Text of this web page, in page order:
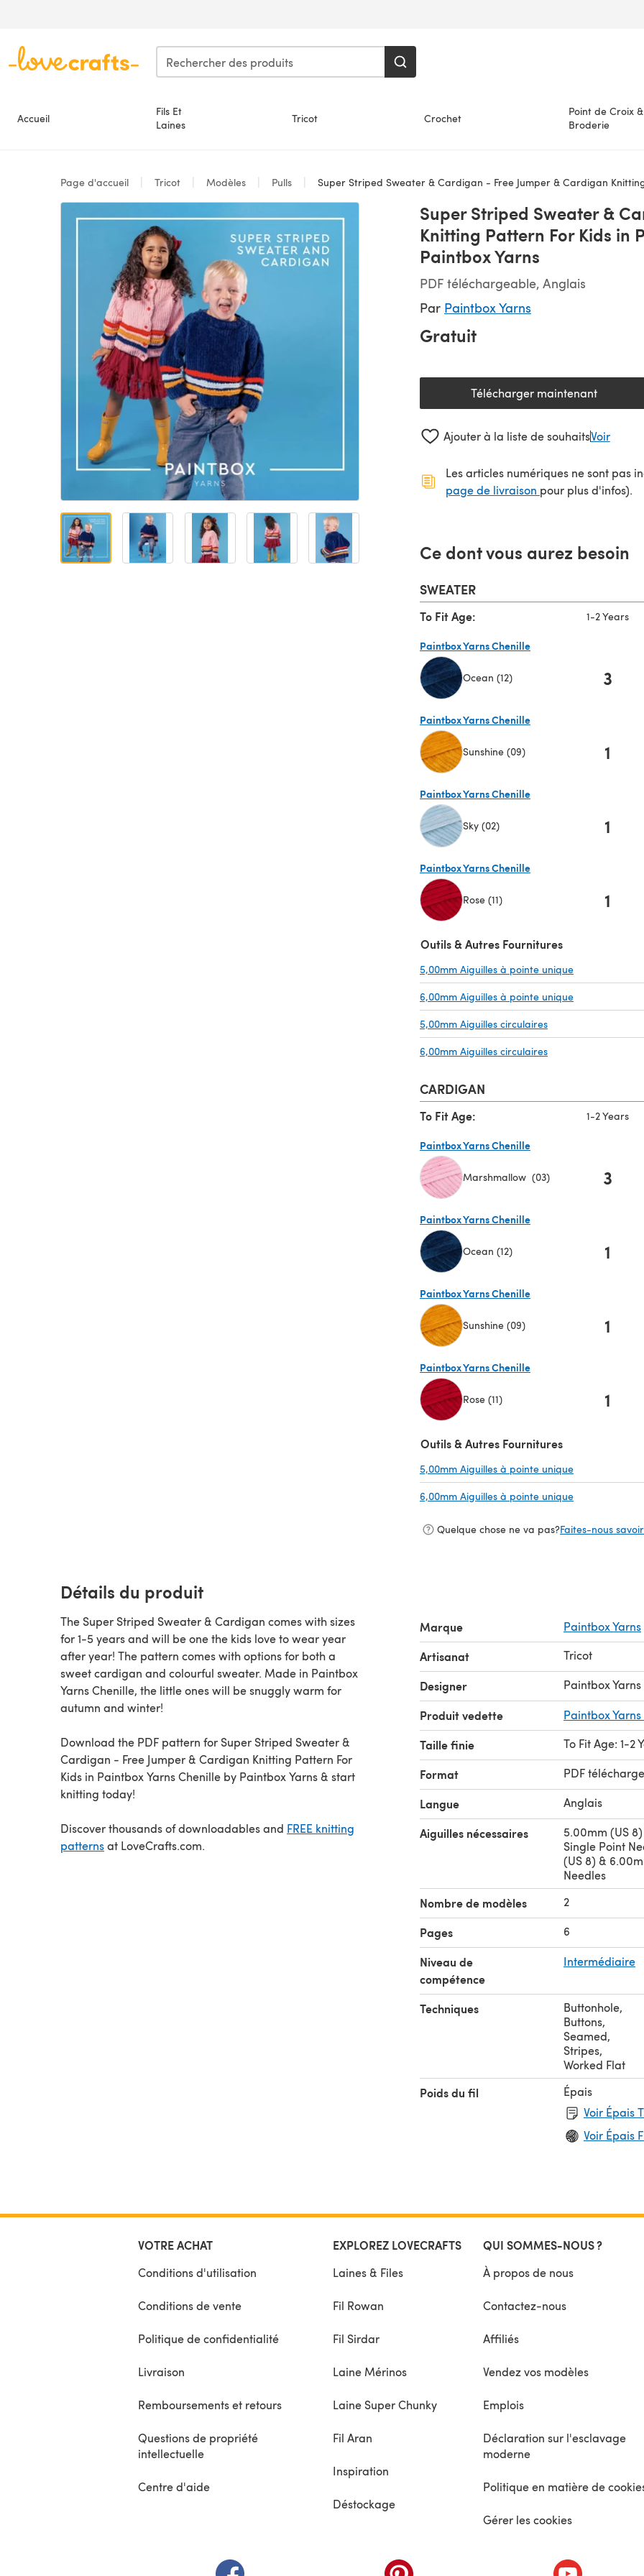
Accueil
Fils Et
Laines
Tricot Crochet
Point de Croix &
Broderie
Page d'accueil Tricot Modèles Pulls Super Striped Sweater & Cardigan - Free Jumper & Cardigan Knitting Pattern For Kids in Paintbox
Super Striped Sweater &
Knitting Pattern For Kids in
Paintbox Yarns
PDF téléchargeable, Anglais
Par Paintbox Yarns
Gratuit
Télécharger maintenant
(s'ouvre dans un
Ajouter à la liste de souhaitsVoir
Les articles numériques ne sont pas
page de livraison (s'ouvre dans un
pour plus d'infos).
Ce dont vous aurez besoin
SWEATER
To Fit Age: 1-2 Years
Paintbox Yarns Chenille
Ocean (12) 3
Paintbox Yarns Chenille
Sunshine (09) 1
Paintbox Yarns Chenille
Sky (02) 1
Paintbox Yarns Chenille
Rose (11) 1
Outils & Autres Fournitures
5,00mm Aiguilles à pointe unique
6,00mm Aiguilles à pointe unique
5,00mm Aiguilles circulaires
6,00mm Aiguilles circulaires
CARDIGAN
To Fit Age: 1-2 Years
Paintbox Yarns Chenille
Marshmallow (03) 3
Paintbox Yarns Chenille
Ocean (12) 1
Paintbox Yarns Chenille
Sunshine (09) 1
Paintbox Yarns Chenille
Rose (11) 1
Outils & Autres Fournitures
5,00mm Aiguilles à pointe unique
6,00mm Aiguilles à pointe unique
Quelque chose ne va pas?Faites-nous
Détails du produit
The Super Striped Sweater & Cardigan comes with sizes
for 1-5 years and will be one the kids love to wear year
after year! The pattern comes with options for both a
sweet cardigan and colourful sweater. Made in Paintbox
Yarns Chenille, the little ones will be snuggly warm for
autumn and winter!
Download the PDF pattern for Super Striped Sweater &
Cardigan - Free Jumper & Cardigan Knitting Pattern For
Kids in Paintbox Yarns Chenille by Paintbox Yarns & start
knitting today!
Discover thousands of downloadables and FREE knitting
patternsat LoveCrafts.com.
Marque Paintbox Yarns
Artisanat Tricot
Designer Paintbox Yarns
Produit vedette Paintbox
Taille finie To Fit Age: 1-2
Format PDF
Langue Anglais
Aiguilles nécessaires
5.00mm (US
Single Point
(US 8) &
Needles
Nombre de modèles 2
Pages 6
Niveau de
compétence
Intermédiaire
Techniques Buttonhole,
Buttons,
Seamed,
Stripes,
Worked Flat
Poids du fil
Épais
Voir Épais
Voir Épais
VOTRE ACHAT
Conditions d'utilisation
Conditions de vente
Politique de confidentialité
Livraison
Remboursements et retours
Questions de propriété
intellectuelle
Centre d'aide
EXPLOREZ LOVECRAFTS
Laines & Files
Fil Rowan
Fil Sirdar
Laine Mérinos
Laine Super Chunky
Fil Aran
Inspiration
Déstockage
QUI SOMMES-NOUS ?
À propos de nous
Contactez-nous
Affiliés
Vendez vos modèles
Emplois
Déclaration sur l'esclavage
moderne
Politique en matière de
Gérer les cookies
(s'ouvre dans un nouvel onglet) (s'ouvre dans un nouvel onglet) (s'ouvre dans